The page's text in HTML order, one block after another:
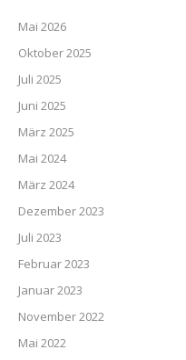
Mai 2026
Oktober 2025
Juli 2025
Juni 2025
März 2025
Mai 2024
März 2024
Dezember 2023
Juli 2023
Februar 2023
Januar 2023
November 2022
Mai 2022